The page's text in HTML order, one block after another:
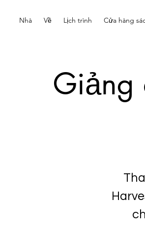
Nhà Về Lịch trình Cửa hàng
Giảng